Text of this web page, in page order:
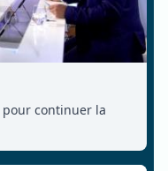
continuer la